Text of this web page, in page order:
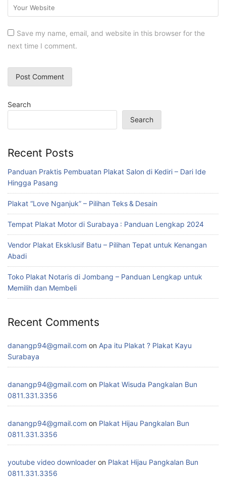
Save my name, email, and website in this browser for the
next time I comment.
Search
Search
Recent Posts
Panduan Praktis Pembuatan Plakat Salon di Kediri – Dari Ide
Hingga Pasang
Plakat “Love Nganjuk” – Pilihan Teks & Desain
Tempat Plakat Motor di Surabaya : Panduan Lengkap 2024
Vendor Plakat Eksklusif Batu – Pilihan Tepat untuk Kenangan
Abadi
Toko Plakat Notaris di Jombang – Panduan Lengkap untuk
Memilih dan Membeli
Recent Comments
danangp94@gmail.com on Apa itu Plakat ? Plakat Kayu
Surabaya
danangp94@gmail.com on Plakat Wisuda Pangkalan Bun
0811.331.3356
danangp94@gmail.com on Plakat Hijau Pangkalan Bun
0811.331.3356
youtube video downloader on Plakat Hijau Pangkalan Bun
0811.331.3356